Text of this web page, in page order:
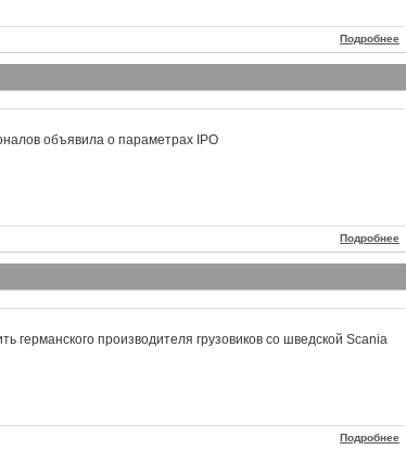
Подробнее
объявила о параметрах IPO
Подробнее
германского производителя грузовиков со шведской Scania
Подробнее